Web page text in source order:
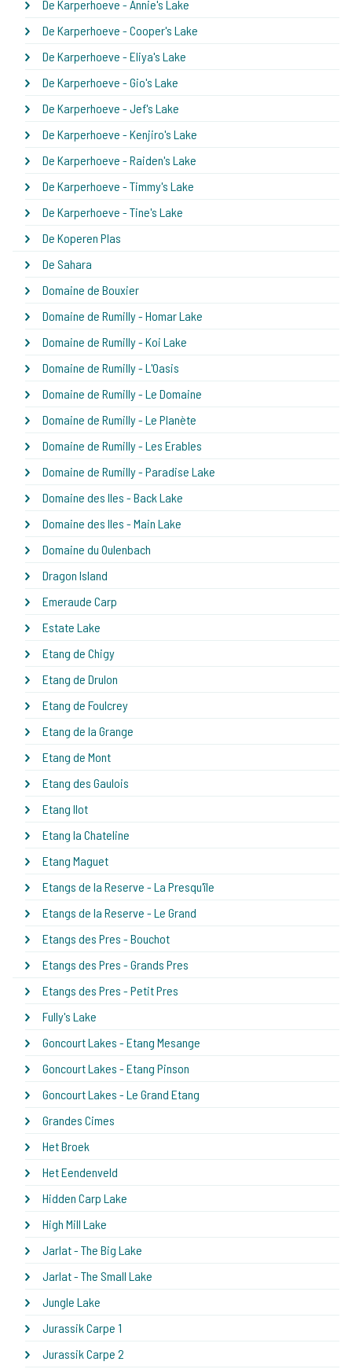
De Karperhoeve - Annie's Lake
De Karperhoeve - Cooper's Lake
De Karperhoeve - Eliya's Lake
De Karperhoeve - Gio's Lake
De Karperhoeve - Jef's Lake
De Karperhoeve - Kenjiro's Lake
De Karperhoeve - Raiden's Lake
De Karperhoeve - Timmy's Lake
De Karperhoeve - Tine's Lake
De Koperen Plas
De Sahara
Domaine de Bouxier
Domaine de Rumilly - Homar Lake
Domaine de Rumilly - Koi Lake
Domaine de Rumilly - L'Oasis
Domaine de Rumilly - Le Domaine
Domaine de Rumilly - Le Planète
Domaine de Rumilly - Les Erables
Domaine de Rumilly - Paradise Lake
Domaine des Iles - Back Lake
Domaine des Iles - Main Lake
Domaine du Oulenbach
Dragon Island
Emeraude Carp
Estate Lake
Etang de Chigy
Etang de Drulon
Etang de Foulcrey
Etang de la Grange
Etang de Mont
Etang des Gaulois
Etang Ilot
Etang la Chateline
Etang Maguet
Etangs de la Reserve - La Presqu'île
Etangs de la Reserve - Le Grand
Etangs des Pres - Bouchot
Etangs des Pres - Grands Pres
Etangs des Pres - Petit Pres
Fully's Lake
Goncourt Lakes - Etang Mesange
Goncourt Lakes - Etang Pinson
Goncourt Lakes - Le Grand Etang
Grandes Cimes
Het Broek
Het Eendenveld
Hidden Carp Lake
High Mill Lake
Jarlat - The Big Lake
Jarlat - The Small Lake
Jungle Lake
Jurassik Carpe 1
Jurassik Carpe 2